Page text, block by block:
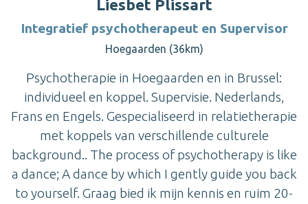
Liesbet Plissart
Integratief psychotherapeut en Supervisor
Hoegaarden (36km)
Psychotherapie in Hoegaarden en in Brussel:
individueel en koppel. Supervisie. Nederlands,
Frans en Engels. Gespecialiseerd in relatietherapie
met koppels van verschillende culturele
background.. The process of psychotherapy is like
a dance; A dance by which I gently guide you back
to yourself. Graag bied ik mijn kennis en ruim 20-